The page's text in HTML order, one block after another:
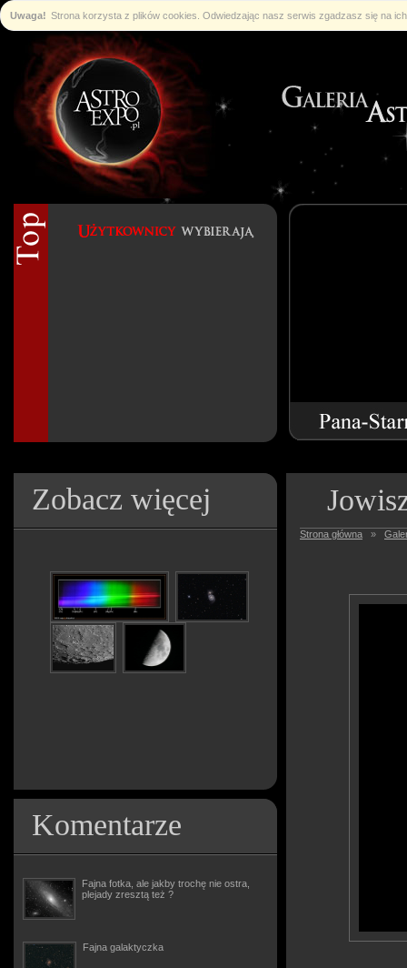
Uwaga! Strona korzysta z plików cookies. Odwiedzając nasz serwis zgadzasz się na
Zobacz więcej
Komentarze
Fajna fotka, ale jakby trochę nie ostra,
plejady zresztą też ?
Fajna galaktyczka
Strona główna »